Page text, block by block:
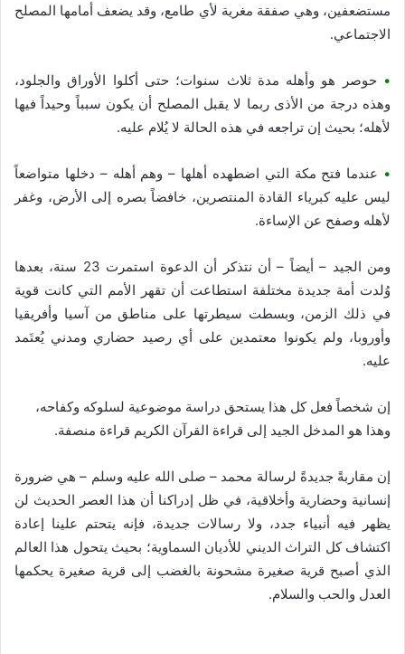
مستضعفين، وهي صفقة مغرية لأي طامع، وقد يضعف أمامها المصلح
الاجتماعي.
•حوصر هو وأهله مدة ثلاث سنوات؛ حتى أكلوا الأوراق والجلود،
وهذه درجة من الأذى ربما لا يقبل المصلح أن يكون سبباً وحيداً فيها
لأهله؛ بحيث إن تراجعه في هذه الحالة لا يُلام عليه.
• عندما فتح مكة التي اضطهده أهلها – وهم أهله – دخلها متواضعاً
ليس عليه كبرياء القادة المنتصرين، خافضاً بصره إلى الأرض، وغفر
لأهله وصفح عن الإساءة.
ومن الجيد – أيضاً – أن نتذكر أن الدعوة استمرت 23 سنة، بعدها
وُلدت أمة جديدة مختلفة استطاعت أن تقهر الأمم التي كانت قوية
في ذلك الزمن، وبسطت سيطرتها على مناطق من آسيا وأفريقيا
وأوروبا، ولم يكونوا معتمدين على أي رصيد حضاري ومدني يُعتَمد
عليه.
إن شخصاً فعل كل هذا يستحق دراسة موضوعية لسلوكه وكفاحه،
وهذا هو المدخل الجيد إلى قراءة القرآن الكريم قراءة منصفة.
إن مقاربةً جديدةً لرسالة محمد – صلى الله عليه وسلم – هي ضرورة
إنسانية وحضارية وأخلاقية، في ظل إدراكنا أن هذا العصر الحديث لن
يظهر فيه أنبياء جدد، ولا رسالات جديدة، فإنه يتحتم علينا إعادة
اكتشاف كل التراث الديني للأديان السماوية؛ بحيث يتحول هذا العالم
الذي أصبح قرية صغيرة مشحونة بالغضب إلى قرية صغيرة يحكمها
العدل والحب والسلام.